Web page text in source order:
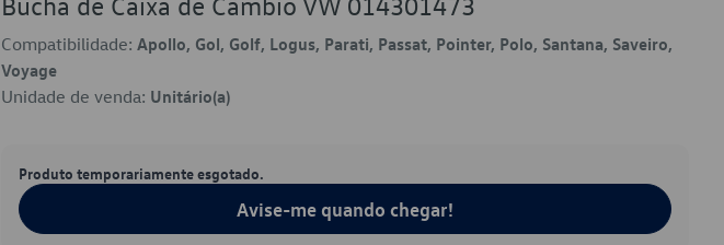
Compatibilidade: Apollo, Gol, Golf, Logus, Parati, Passat, Pointer, Polo, Santana, Saveiro,
Voyage
Unidade de venda: Unitário(a)
Produto temporariamente esgotado.
Avise-me quando chegar!